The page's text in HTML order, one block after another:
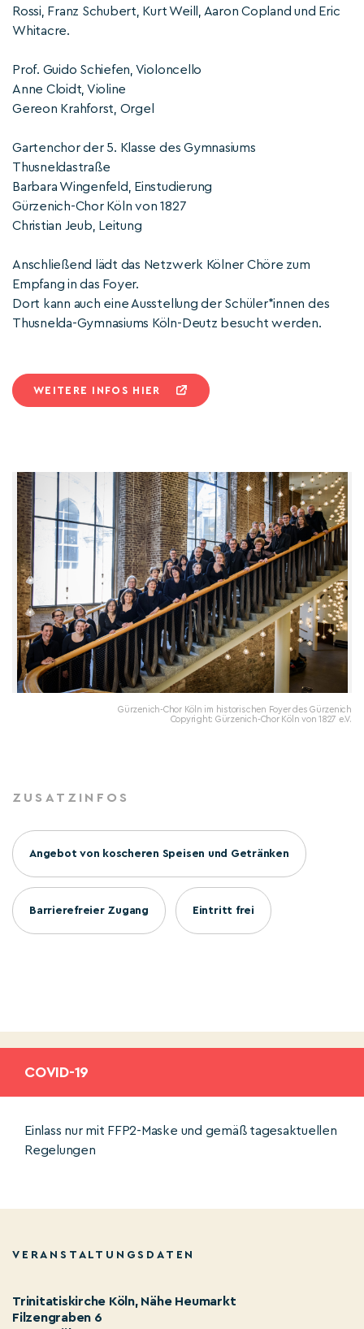
Rossi, Franz Schubert, Kurt Weill, Aaron Copland und Eric
Whitacre.
Prof. Guido Schiefen, Violoncello
Anne Cloidt, Violine
Gereon Krahforst, Orgel
Gartenchor der 5. Klasse des Gymnasiums
Thusneldastraße
Barbara Wingenfeld, Einstudierung
Gürzenich-Chor Köln von 1827
Christian Jeub, Leitung
Anschließend lädt das Netzwerk Kölner Chöre zum
Empfang in das Foyer.
Dort kann auch eine Ausstellung der Schüler*innen des
Thusnelda-Gymnasiums Köln-Deutz besucht werden.
WEITERE INFOS HIER
Gürzenich-Chor Köln im historischen Foyer des Gürzenich
Copyright: Gürzenich-Chor Köln von 1827 e.V.
ZUSATZINFOS
Angebot von koscheren Speisen und Getränken
Barrierefreier Zugang Eintritt frei
COVID-19
Einlass nur mit FFP2-Maske und gemäß tagesaktuellen
Regelungen
VERANSTALTUNGSDATEN
Trinitatiskirche Köln, Nähe Heumarkt
Filzengraben 6